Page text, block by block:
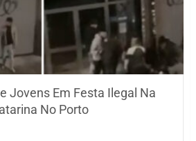
Jovens Em Festa Ilegal Na
No Porto